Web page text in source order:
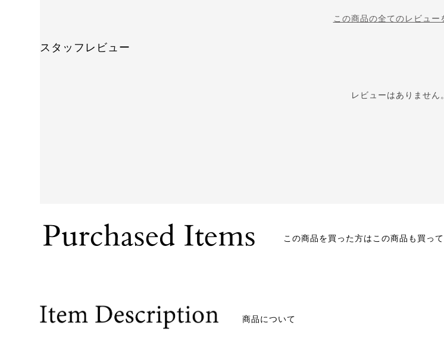
この商品の全てのレビュー
スタッフレビュー
レビューはありません。
この商品を買った方はこの商品も買っ
商品について